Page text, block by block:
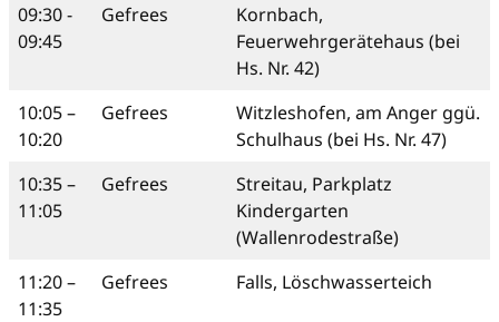
09:30 -
09:45
Gefrees
Kornbach,
Feuerwehrgerätehaus (bei
Hs. Nr. 42)
10:05 –
10:20
Gefrees
Witzleshofen, am Anger ggü.
Schulhaus (bei Hs. Nr. 47)
10:35 –
11:05
Gefrees
Streitau, Parkplatz
Kindergarten
(Wallenrodestraße)
11:20 –
11:35
Gefrees Falls, Löschwasserteich